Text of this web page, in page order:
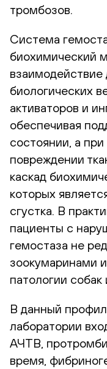
тромбозов.
Система
биохимический
взаимодействие
биологических
активаторов и
обеспечивая
состоянии, а
повреждении
каскад
которых
сгустка. В
пациенты с
гемостаза не
зоокумаринами
патологии собак
В данный
лаборатории
АЧТВ,
время,